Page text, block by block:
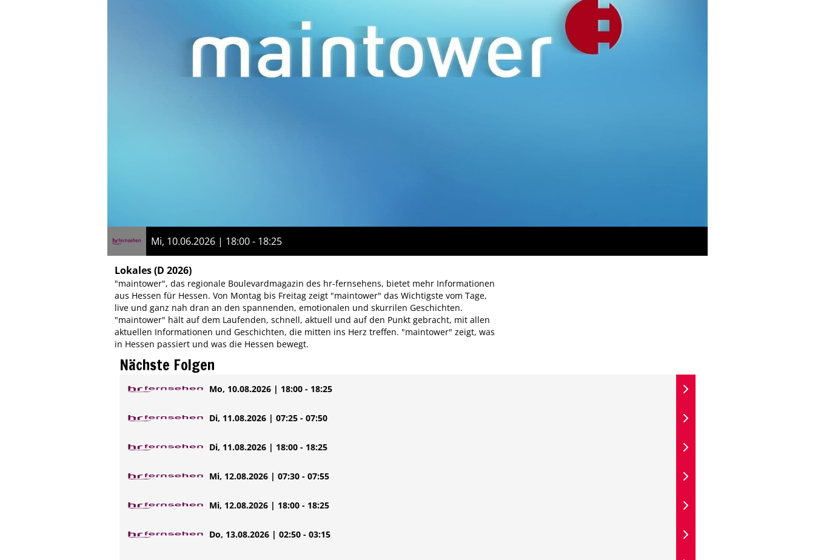
Mi, 10.06.2026 | 18:00 - 18:25
Lokales(D 2026)
"maintower", das regionale Boulevardmagazin des hr-fernsehens, bietet mehr Informationen
aus Hessen für Hessen. Von Montag bis Freitag zeigt "maintower" das Wichtigste vom Tage,
live und ganz nah dran an den spannenden, emotionalen und skurrilen Geschichten.
"maintower" hält auf dem Laufenden, schnell, aktuell und auf den Punkt gebracht, mit allen
aktuellen Informationen und Geschichten, die mitten ins Herz treffen. "maintower" zeigt, was
in Hessen passiert und was die Hessen bewegt.
Nächste Folgen
Mo, 10.08.2026 | 18:00 - 18:25
Di, 11.08.2026 | 07:25 - 07:50
Di, 11.08.2026 | 18:00 - 18:25
Mi, 12.08.2026 | 07:30 - 07:55
Mi, 12.08.2026 | 18:00 - 18:25
Do, 13.08.2026 | 02:50 - 03:15